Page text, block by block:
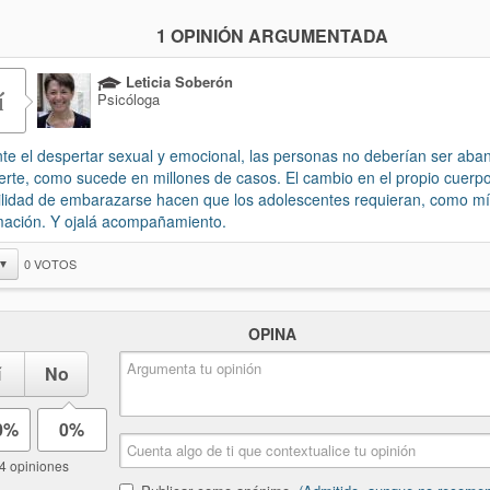
1 OPINIÓN ARGUMENTADA
Leticia Soberón
Psicóloga
el despertar sexual y emocional, las personas no deberían ser
como sucede en millones de casos. El cambio en el propio
de embarazarse hacen que los adolescentes requieran, como
Y ojalá acompañamiento.
0VOTOS
OPINA
No
0%
opiniones